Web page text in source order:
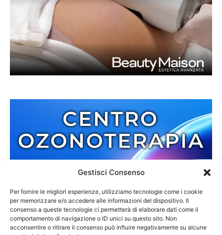
Gestisci Consenso
Per fornire le migliori esperienze, utilizziamo tecnologie come i cookie
per memorizzare e/o accedere alle informazioni del dispositivo. Il
consenso a queste tecnologie ci permetterà di elaborare dati come il
comportamento di navigazione o ID unici su questo sito. Non
acconsentire o ritirare il consenso può influire negativamente su alcune